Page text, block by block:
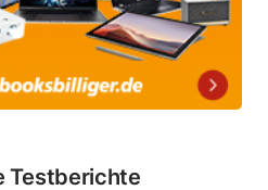
Testberichte